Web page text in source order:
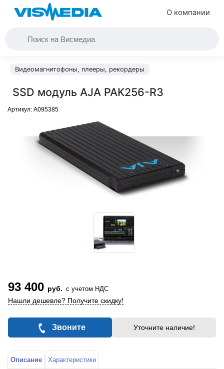
О компании
Видеомагнитофоны, плееры, рекордеры
SSD модуль AJA PAK256-R3
Артикул: A095385
93 400 руб. с учетом НДС
Нашли дешевле? Получите скидку!
Звоните Уточните наличие!
Описание Характеристики